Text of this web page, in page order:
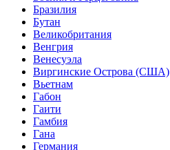
Бразилия
Бутан
Великобритания
Венгрия
Венесуэла
Виргинские Острова (США)
Вьетнам
Габон
Гаити
Гамбия
Гана
Германия